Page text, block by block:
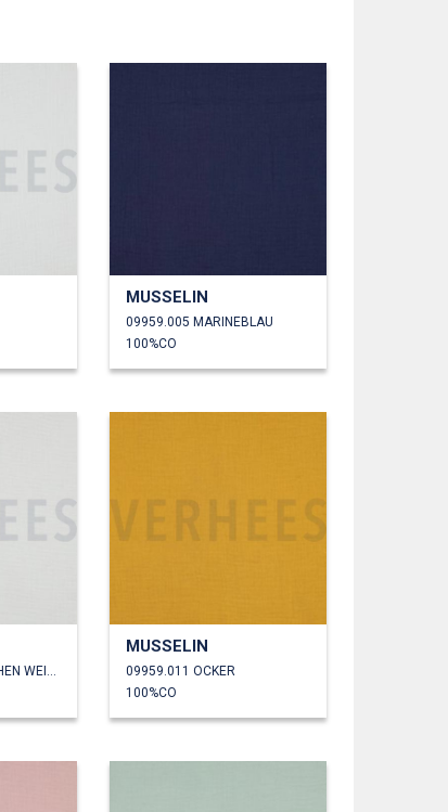
MUSSELIN
09959.005 MARINEBLAU
100%CO
MUSSELIN
09959.011 OCKER
100%CO